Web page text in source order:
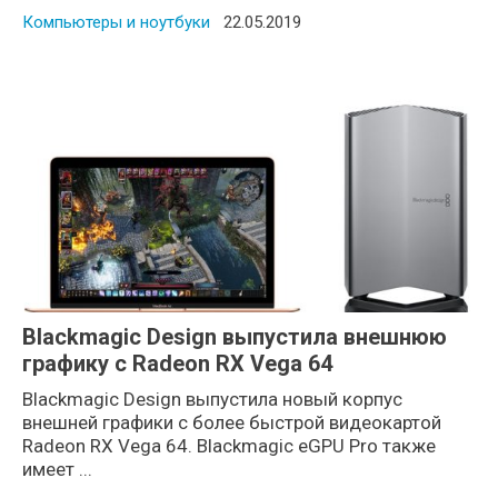
Компьютеры и ноутбуки Posted on
22.05.2019
Blackmagic Design выпустила внешнюю
графику с Radeon RX Vega 64
Blackmagic Design выпустила новый корпус
внешней графики с более быстрой видеокартой
Radeon RX Vega 64. Blackmagic eGPU Pro также
имеет ...